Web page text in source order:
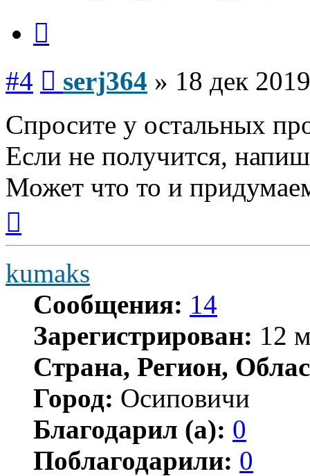
#4 serj364 » 18 дек
Спросите у остальных
Если не получится,
Может что то и
началу
kumaks
Сообщения: 14
Зарегистрирован: 12
Страна, Регион,
Город: Осиповичи
Благодарил (а): 0
Поблагодарили: 0